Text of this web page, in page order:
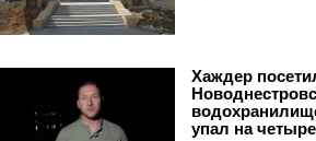
Хаждер
упал на